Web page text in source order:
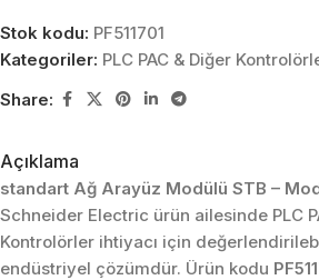
Stok kodu: PF511701
Kategoriler: PLC PAC & Diğer
Share:
Açıklama
standart Ağ Arayüz Modülü STB –
Schneider Electric ürün ailesinde PLC
Kontrolörler ihtiyacı için
endüstriyel çözümdür. Ürün kodu